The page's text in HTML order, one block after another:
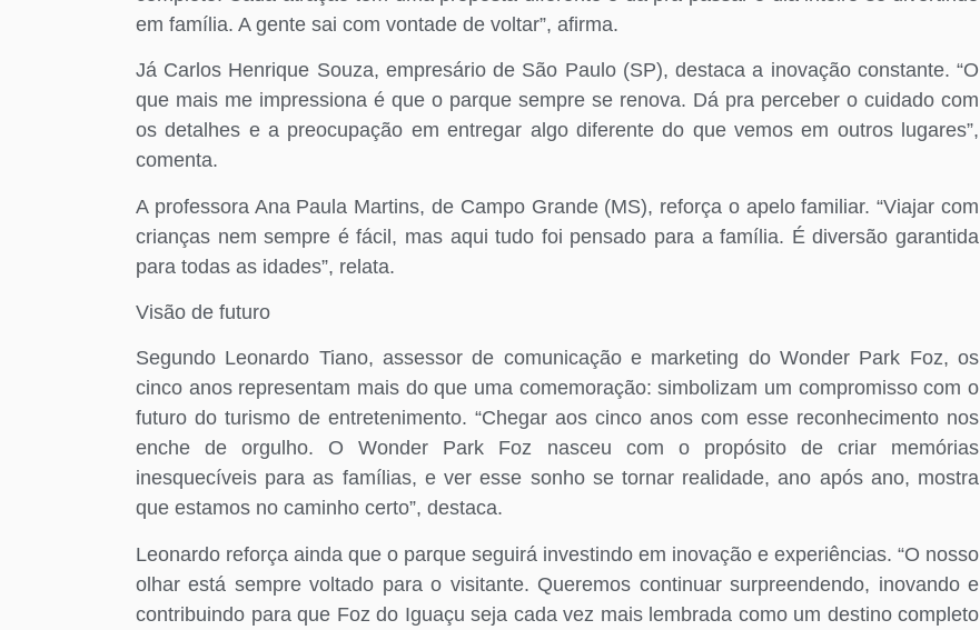
em família. A gente sai com vontade de voltar”, afirma.
Já Carlos Henrique Souza, empresário de São Paulo (SP), destaca a inovação constante. “O
que mais me impressiona é que o parque sempre se renova. Dá pra perceber o cuidado com
os detalhes e a preocupação em entregar algo diferente do que vemos em outros lugares”,
comenta.
A professora Ana Paula Martins, de Campo Grande (MS), reforça o apelo familiar. “Viajar com
crianças nem sempre é fácil, mas aqui tudo foi pensado para a família. É diversão garantida
para todas as idades”, relata.
Visão de futuro
Segundo Leonardo Tiano, assessor de comunicação e marketing do Wonder Park Foz, os
cinco anos representam mais do que uma comemoração: simbolizam um compromisso com o
futuro do turismo de entretenimento. “Chegar aos cinco anos com esse reconhecimento nos
enche de orgulho. O Wonder Park Foz nasceu com o propósito de criar memórias
inesquecíveis para as famílias, e ver esse sonho se tornar realidade, ano após ano, mostra
que estamos no caminho certo”, destaca.
Leonardo reforça ainda que o parque seguirá investindo em inovação e experiências. “O nosso
olhar está sempre voltado para o visitante. Queremos continuar surpreendendo, inovando e
contribuindo para que Foz do Iguaçu seja cada vez mais lembrada como um destino completo